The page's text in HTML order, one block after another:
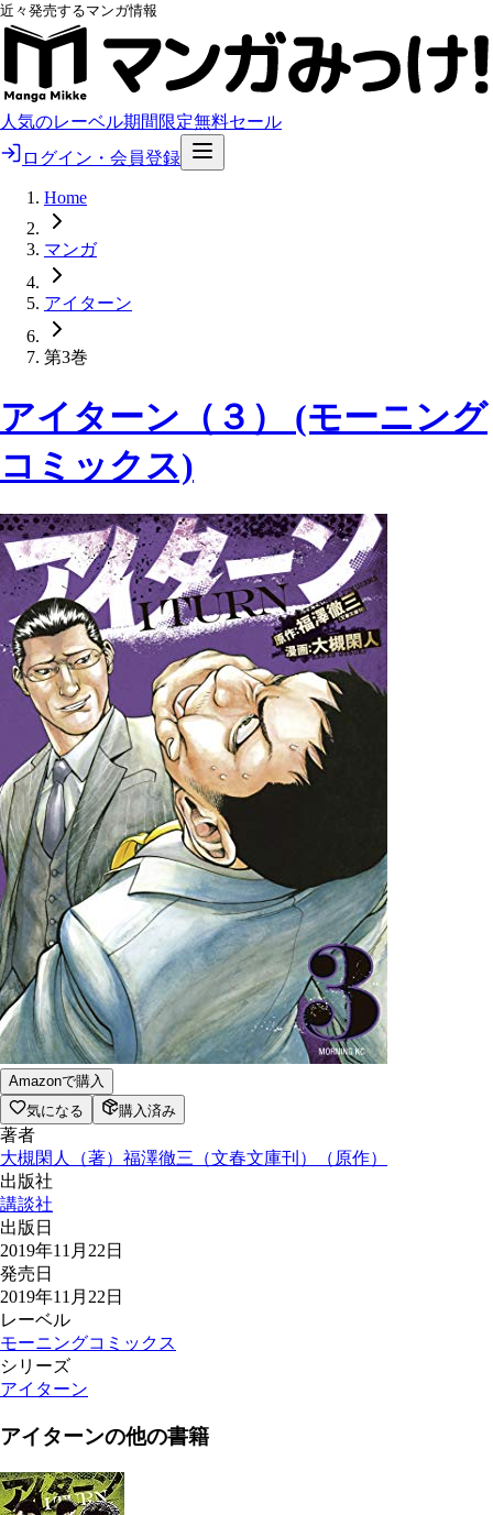
近々発売するマンガ情報
人気のレーベル期間限定無料セール
ログイン・会員登録
Home
マンガ
アイターン
第3巻
アイターン（３） (モーニング
コミックス)
Amazonで購入
気になる
購入済み
著者
大槻閑人
（著） 福澤徹三（文春文庫刊） （ 原作）
出版社
講談社
出版日
2019年11月22日
発売日
2019年11月22日
レーベル
モーニングコミックス
シリーズ
アイターン
アイターンの他の書籍